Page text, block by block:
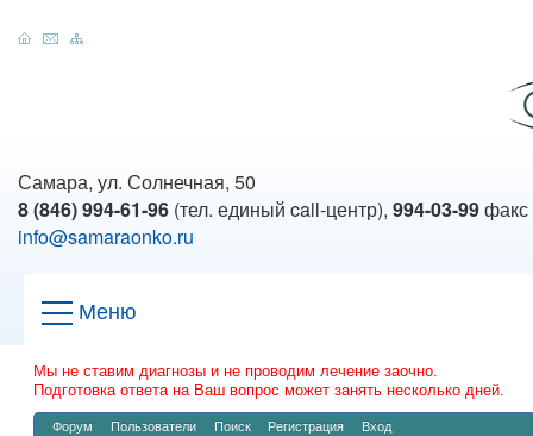
Самара, ул. Солнечная, 50
8 (846) 994-61-96 (тел. единый call-центр), 994-03-99факс
info@samaraonko.ru
Меню
Мы не ставим диагнозы и не проводим лечение заочно.
Подготовка ответа на Ваш вопрос может занять несколько дней.
Форум Пользователи Поиск Регистрация Вход